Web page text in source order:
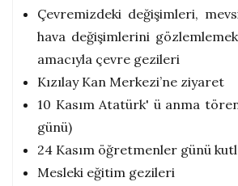
Çevremizdeki değişimleri,
hava değişimlerini
amacıyla çevre gezileri
Kızılay Kan Merkezi’ne ziyaret
10 Kasım Atatürk' ü anma
günü)
24 Kasım öğretmenler günü
Mesleki eğitim gezileri